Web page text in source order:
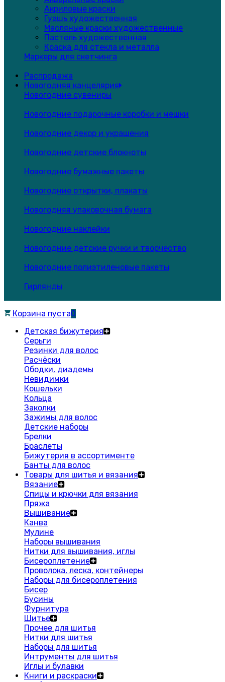
Акриловые краски
Гуашь художественная
Масляные краски художественные
Пастель художественная
Краска для стекла и металла
Маркеры для скетчинга
Распродажа
Новогодняя канцелярия
Новогодние сувениры
Новогодние подарочные коробки и мешки
Новогодние декор и украшения
Новогодние детские блокноты
Новогодние бумажные пакеты
Новогодние открытки, плакаты
Новогодняя упаковочная бумага
Новогодние наклейки
Новогодние детские ручки и творчество
Новогодние полиэтиленовые пакеты
Гирлянды
Корзина пуста0
Детская бижутерия
Серьги
Резинки для волос
Расчёски
Ободки, диадемы
Невидимки
Кошельки
Кольца
Заколки
Зажимы для волос
Детские наборы
Брелки
Браслеты
Бижутерия в ассортименте
Банты для волос
Товары для шитья и вязания
Вязание
Спицы и крючки для вязания
Пряжа
Вышивание
Канва
Мулине
Наборы вышивания
Нитки для вышивания, иглы
Бисероплетение
Проволока, леска, контейнеры
Наборы для бисероплетения
Бисер
Бусины
Фурнитура
Шитье
Прочее для шитья
Нитки для шитья
Наборы для шитья
Интрументы для шитья
Иглы и булавки
Книги и раскраски